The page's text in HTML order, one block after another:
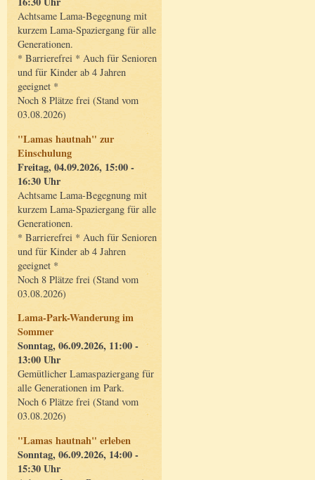
Achtsame Lama-Begegnung mit
kurzem Lama-Spaziergang für alle
Generationen.
* Barrierefrei * Auch für Senioren
und für Kinder ab 4 Jahren
geeignet *
Noch 8 Plätze frei (Stand vom
03.08.2026)
"Lamas hautnah" zur
Einschulung
Freitag, 04.09.2026, 15:00 -
16:30 Uhr
Achtsame Lama-Begegnung mit
kurzem Lama-Spaziergang für alle
Generationen.
* Barrierefrei * Auch für Senioren
und für Kinder ab 4 Jahren
geeignet *
Noch 8 Plätze frei (Stand vom
03.08.2026)
Lama-Park-Wanderung im
Sommer
Sonntag, 06.09.2026, 11:00 -
13:00 Uhr
Gemütlicher Lamaspaziergang für
alle Generationen im Park.
Noch 6 Plätze frei (Stand vom
03.08.2026)
"Lamas hautnah" erleben
Sonntag, 06.09.2026, 14:00 -
15:30 Uhr